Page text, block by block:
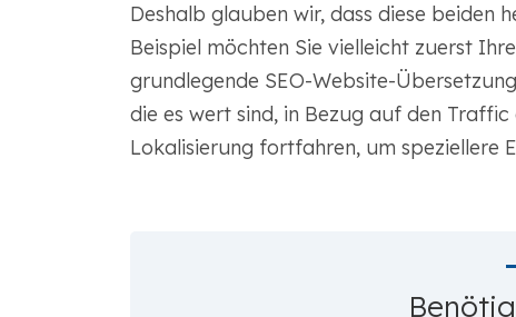
Deshalb glauben wir, dass diese beiden
Beispiel möchten Sie vielleicht zuerst
grundlegende SEO-Website-
die es wert sind, in Bezug auf den
Lokalisierung fortfahren, um speziellere